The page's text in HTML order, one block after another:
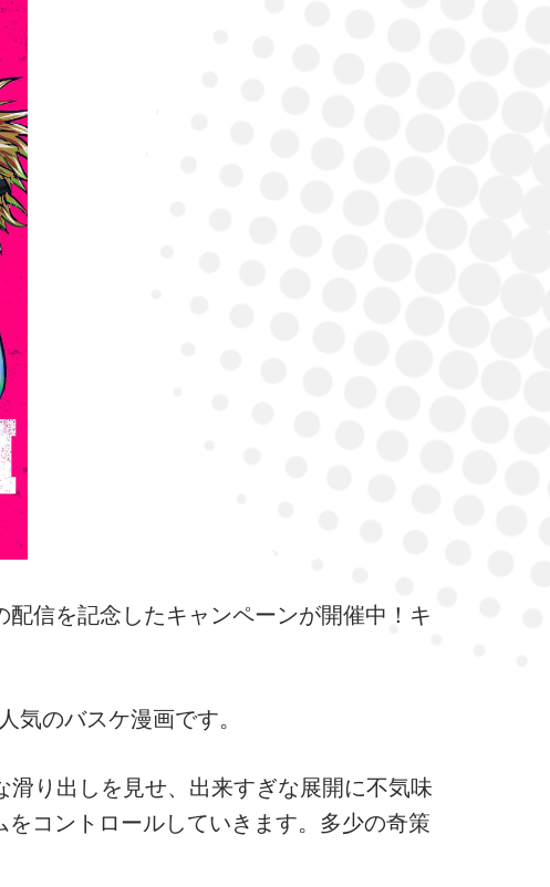
配信を記念したキャンペーンが開催中！キ
気のバスケ漫画です。
り出しを見せ、出来すぎな展開に不気味
コントロールしていきます。多少の奇策